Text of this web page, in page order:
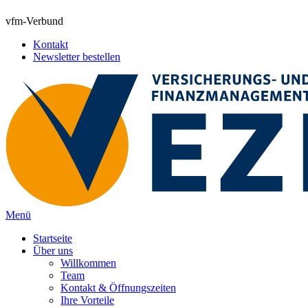
vfm-Verbund
Kontakt
Newsletter bestellen
Menü
Startseite
Über uns
Willkommen
Team
Kontakt & Öffnungszeiten
Ihre Vorteile